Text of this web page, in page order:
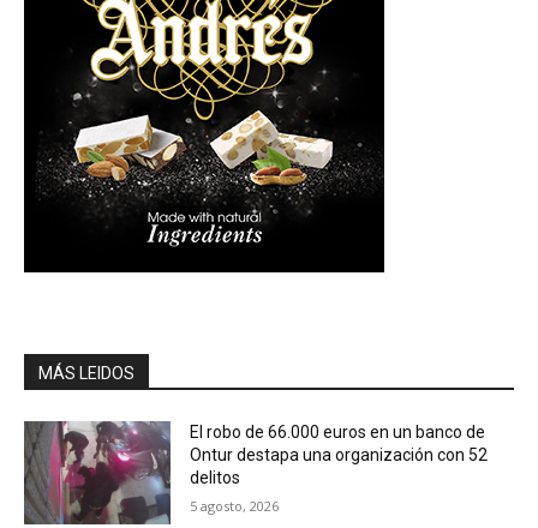
MÁS LEIDOS
El robo de 66.000 euros en un banco de
Ontur destapa una organización con 52
delitos
5 agosto, 2026